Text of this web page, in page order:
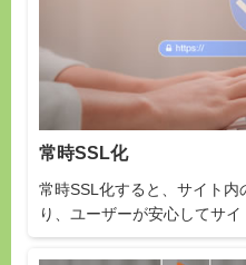
常時SSL化
常時SSL化すると、サイト
り、ユーザーが安心してサ